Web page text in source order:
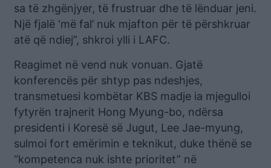
sa të zhgënjyer, të frustruar dhe të lënduar jeni.
Një fjalë ‘më fal’ nuk mjafton për të përshkruar
atë që ndiej”, shkroi ylli i LAFC.
Reagimet në vend nuk vonuan. Gjatë
konferencës për shtyp pas ndeshjes,
transmetuesi kombëtar KBS madje ia mjegulloi
fytyrën trajnerit Hong Myung-bo, ndërsa
presidenti i Koresë së Jugut, Lee Jae-myung,
sulmoi fort emërimin e teknikut, duke thënë se
“kompetenca nuk ishte prioritet” në